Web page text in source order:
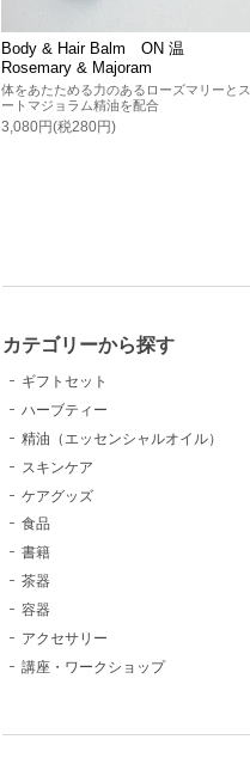
Body & Hair Balm ON 温
Rosemary & Majoram
体をあたためる力のあるローズマリーと
ートマジョラム精油を配合
3,080円(税280円)
カテゴリーから探す
ギフトセット
ハーブティー
精油（エッセンシャルオイル）
スキンケア
ケアグッズ
食品
書籍
茶器
容器
アクセサリー
講座・ワークショップ